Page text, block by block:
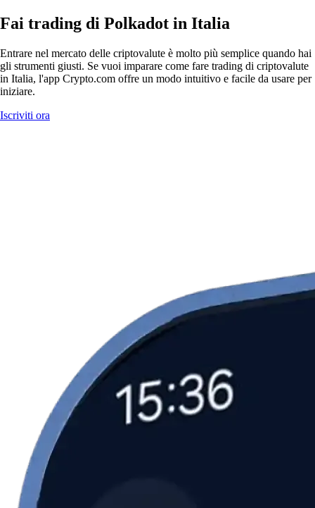
Fai trading di Polkadot in Italia
Entrare nel mercato delle criptovalute è molto più semplice quando hai
gli strumenti giusti. Se vuoi imparare come fare trading di criptovalute
in Italia, l'app Crypto.com offre un modo intuitivo e facile da usare per
iniziare.
Iscriviti ora